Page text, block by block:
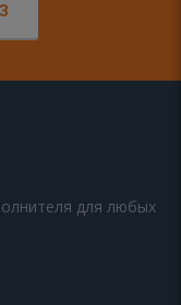
для любых